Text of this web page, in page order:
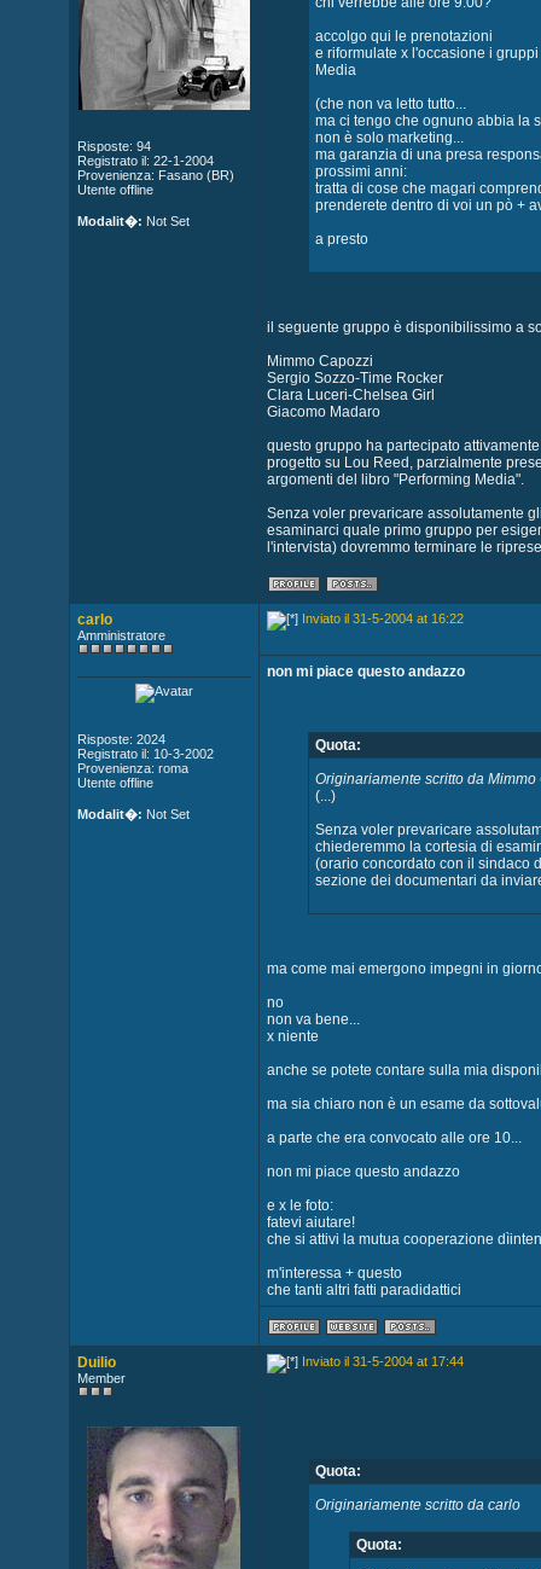
Risposte: 94
Registrato il: 22-1-2004
Provenienza: Fasano (BR)
Utente offline
Modalit�: Not Set
accolgo qui le prenotazioni
e riformulate x l'occasione i
Media
(che non va letto tutto...
ma ci tengo che ognuno abbia la
non è solo marketing...
ma garanzia di una presa
prossimi anni:
tratta di cose che magari
prenderete dentro di voi un pò +
a presto
il seguente gruppo è disponibilissimo a
Mimmo Capozzi
Sergio Sozzo-Time Rocker
Clara Luceri-Chelsea Girl
Giacomo Madaro
questo gruppo ha partecipato
progetto su Lou Reed, parzialmente
argomenti del libro "Performing Media".
Senza voler prevaricare assolutamente
esaminarci quale primo gruppo per
l'intervista) dovremmo terminare le
carlo
Amministratore
Risposte: 2024
Registrato il: 10-3-2002
Provenienza: roma
Utente offline
Modalit�: Not Set
Inviato il 31-5-2004 at 16:22
non mi piace questo andazzo
Quota:
Originariamente scritto da Mimmo
(...)
Senza voler prevaricare
chiederemmo la cortesia di
(orario concordato con il sindaco
sezione dei documentari da
ma come mai emergono impegni in
no
non va bene...
x niente
anche se potete contare sulla mia
ma sia chiaro non è un esame da
a parte che era convocato alle ore 10...
non mi piace questo andazzo
e x le foto:
fatevi aiutare!
che si attivi la mutua cooperazione
m'interessa + questo
che tanti altri fatti paradidattici
Duilio
Member
Inviato il 31-5-2004 at 17:44
Quota:
Originariamente scritto da carlo
Quota: